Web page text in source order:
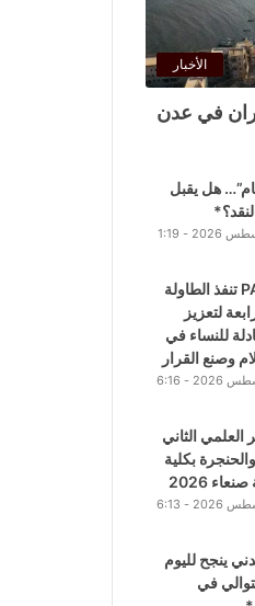
الأخبار
في عدن
هل يقبل
السبت, 8 أغسطس 2026 - 1:19
مؤسسة PASS تنفذ الطاولة
لتعزيز
للنساء في
وصنع القرار
الجمعة, 7 أغسطس 2026 - 6:16
العلمي الثاني
بكلية
2026
الجمعة, 7 أغسطس 2026 - 6:13
ينجح لليوم
في